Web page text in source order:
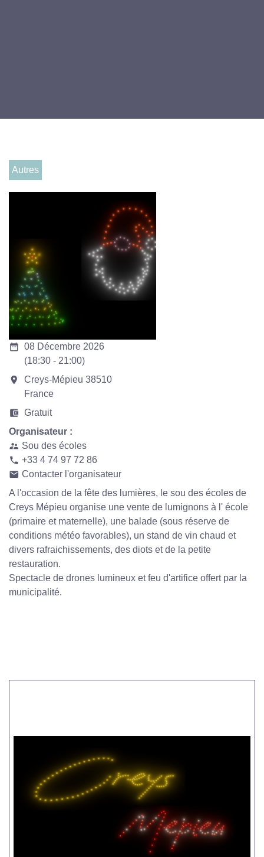
Autres
date_range 08 Décembre 2026
(18:30 - 21:00)
room
Creys-Mépieu 38510
France
account_balance_wallet Gratuit
Organisateur :
supervisor_account Sou des écoles
phone +33 4 74 97 72 86
email Contacter l'organisateur
A l'occasion de la fête des lumières, le sou des écoles de
Creys Mépieu organise une vente de lumignons à l' école
(primaire et maternelle), une balade (sous réserve de
conditions météo favorables), un stand de vin chaud et
divers rafraichissements, des diots et de la petite
restauration.
Spectacle de drones lumineux et feu d'artifice offert par la
municipalité.